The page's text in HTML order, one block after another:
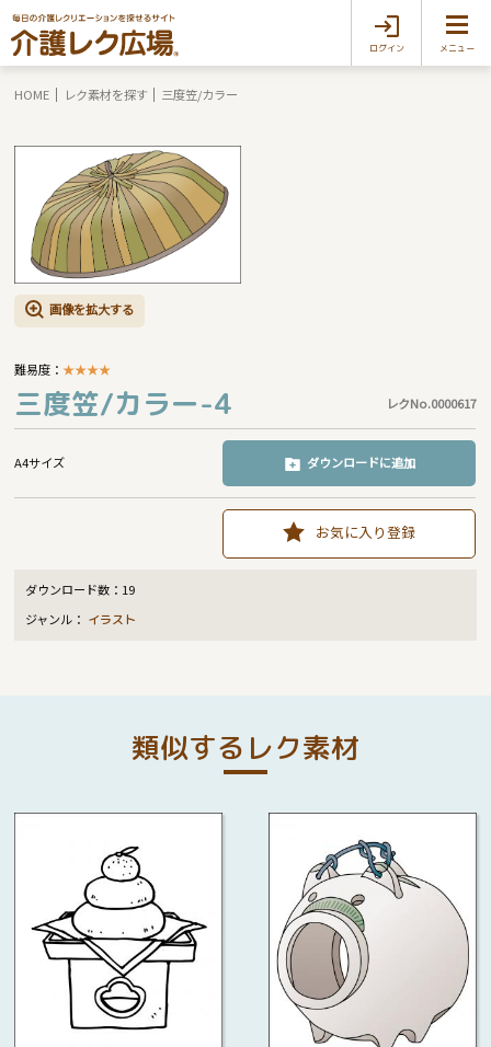
ログイン メニュー
HOME レク素材を探す 三度笠/カラー
画像を拡大する
難易度：★★★★
三度笠/カラー-4 レクNo.0000617
A4サイズ ダウンロードに追加
お気に入り登録
ダウンロード数： 19
ジャンル： イラスト
類似するレク素材